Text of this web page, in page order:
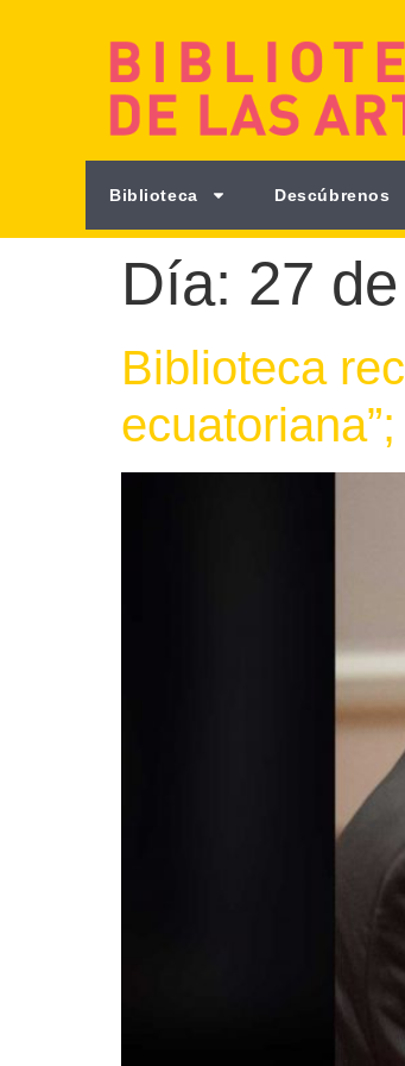
Biblioteca Descúbrenos
Día: 27
Biblioteca